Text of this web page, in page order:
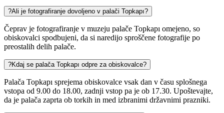
?Ali je fotografiranje dovoljeno v palači Topkapı?
Čeprav je fotografiranje v muzeju palače Topkapı omejeno, so
obiskovalci spodbujeni, da si naredijo sproščene fotografije po
preostalih delih palače.
?Kdaj se palača Topkapı odpre za obiskovalce?
Palača Topkapı sprejema obiskovalce vsak dan v času splošnega
vstopa od 9.00 do 18.00, zadnji vstop pa je ob 17.30. Upoštevajte,
da je palača zaprta ob torkih in med izbranimi državnimi prazniki.